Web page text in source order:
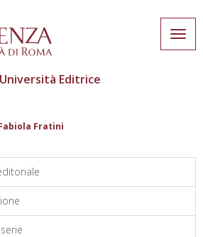
Editrice
Fratini